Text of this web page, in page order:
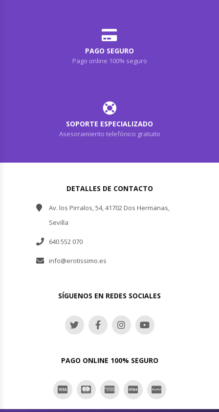
PAGO SEGURO
Pago online 100% seguro
SOPORTE ESPECIALIZADO
Asesoramiento telefónico gratuito
DETALLES DE CONTACTO
Av. los Pirralos, 54, 41702 Dos Hermanas,
Sevilla
640 552 070
info@erotissimo.es
SÍGUENOS EN REDES SOCIALES
PAGO ONLINE 100% SEGURO